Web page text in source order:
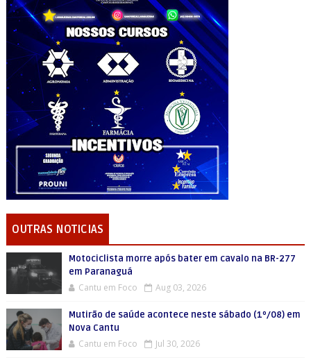
OUTRAS NOTICIAS
Motociclista morre após bater em cavalo na BR-277
em Paranaguá
Cantu em Foco Aug 03, 2026
Mutirão de saúde acontece neste sábado (1º/08) em
Nova Cantu
Cantu em Foco Jul 30, 2026